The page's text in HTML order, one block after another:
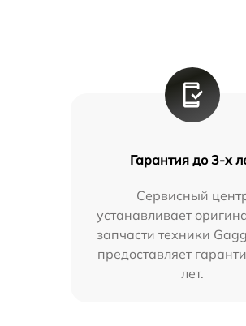
Гарантия до 3-х
Сервисный
устанавливает
запчасти техники
предоставляет
лет.